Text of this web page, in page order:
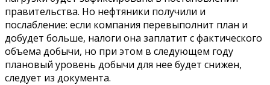
правительства. Но нефтяники получили и
послабление: если компания перевыполнит план и
добудет больше, налоги она заплатит с фактического
объема добычи, но при этом в следующем году
плановый уровень добычи для нее будет снижен,
следует из документа.